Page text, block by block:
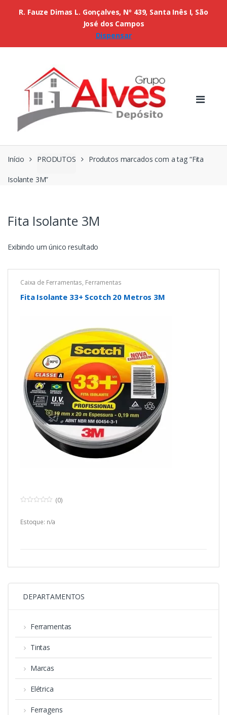
Início PRODUTOS Produtos marcados com a tag “Fita
Isolante 3M”
Fita Isolante 3M
Exibindo um único resultado
Caixa de Ferramentas, Ferramentas
Fita Isolante 33+ Scotch 20 Metros 3M
u
(0)
Estoque: n/a
DEPARTAMENTOS
Ferramentas
Tintas
Marcas
Elétrica
Ferragens
R. Fauze Dimas L. Gonçalves, Nº 439, Santa Inês I, São
José dos Campos
Dispensar